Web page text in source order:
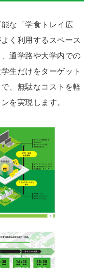
な「学食トレイ広
く利用するスペース
通学路や大学内での
生だけをターゲット
、無駄なコストを軽
を実現します。